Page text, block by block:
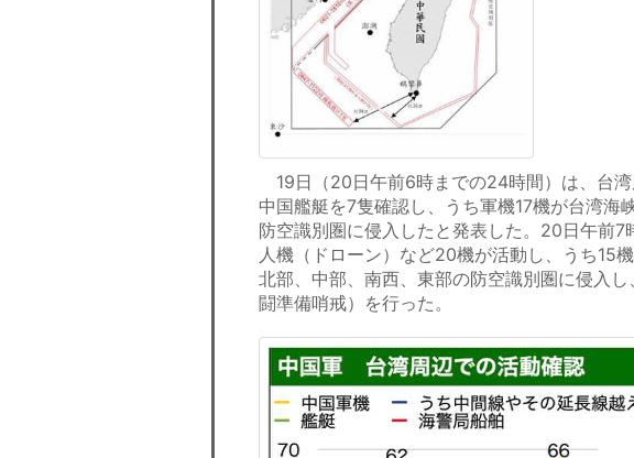
19日（20日午前6時までの24時間）は、台湾
中国艦艇を7隻確認し、うち軍機17機が台湾海
防空識別圏に侵入したと発表した。20日午前
人機（ドローン）など20機が活動し、うち15
北部、中部、南西、東部の防空識別圏に侵入
闘準備哨戒）を行った。